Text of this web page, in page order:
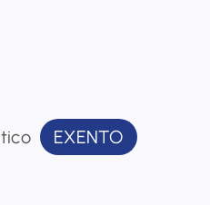
EXENTO